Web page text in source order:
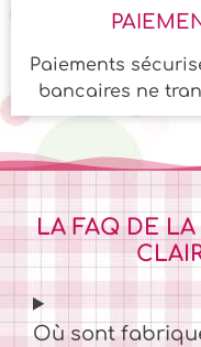
Paiements
bancaires ne
LA FAQ DE
Où sont